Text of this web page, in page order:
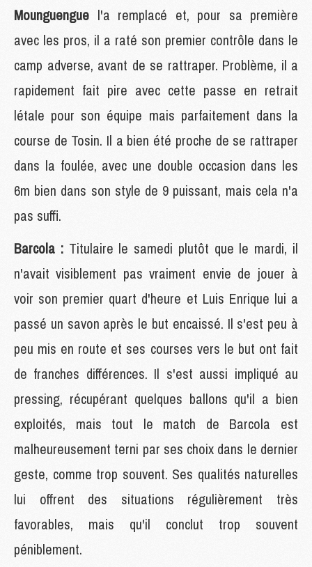
Mounguengue l'a remplacé et, pour sa première
avec les pros, il a raté son premier contrôle dans le
camp adverse, avant de se rattraper. Problème, il a
rapidement fait pire avec cette passe en retrait
létale pour son équipe mais parfaitement dans la
course de Tosin. Il a bien été proche de se rattraper
dans la foulée, avec une double occasion dans les
6m bien dans son style de 9 puissant, mais cela n'a
pas suffi.
Barcola : Titulaire le samedi plutôt que le mardi, il
n'avait visiblement pas vraiment envie de jouer à
voir son premier quart d'heure et Luis Enrique lui a
passé un savon après le but encaissé. Il s'est peu à
peu mis en route et ses courses vers le but ont fait
de franches différences. Il s'est aussi impliqué au
pressing, récupérant quelques ballons qu'il a bien
exploités, mais tout le match de Barcola est
malheureusement terni par ses choix dans le dernier
geste, comme trop souvent. Ses qualités naturelles
lui offrent des situations régulièrement très
favorables, mais qu'il conclut trop souvent
péniblement.